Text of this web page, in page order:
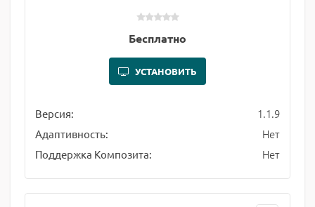
Бесплатно
УСТАНОВИТЬ
Версия: 1.1.9
Адаптивность: Нет
Поддержка Композита: Нет